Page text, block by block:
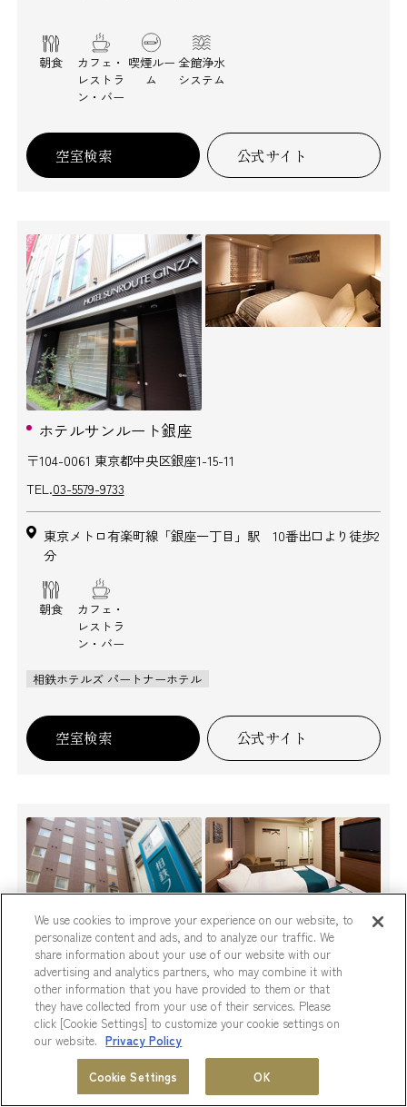
ホテル一覧 会員プログラム
朝食
カフェ・
レストラ
ン・バー
喫煙ルー
ム
全館浄水
システム
空室検索 公式サイト
ホテルサンルート銀座
〒104-0061 東京都中央区銀座1-15-11
TEL.03-5579-9733
東京メトロ有楽町線「銀座一丁目」駅 10番出口より徒歩2
分
朝食
カフェ・
レストラ
ン・バー
相鉄ホテルズ パートナーホテル
空室検索 公式サイト
相鉄フレッサイン 浜松町大門
〒105-0012 東京都港区芝大門1-2-7
03-5472-2031
We use cookies to improve your experience on our website, to
personalize content and ads, and to analyze our traffic. We
share information about your use of our website with our
advertising and analytics partners, who may combine it with
other information that you have provided to them or that
they have collected from your use of their services. Please
click [Cookie Settings] to customize your cookie settings on
our website. Privacy Policy
Cookie Settings OK